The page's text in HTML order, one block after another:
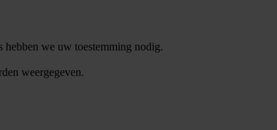
hebben we uw toestemming nodig.
weergegeven.